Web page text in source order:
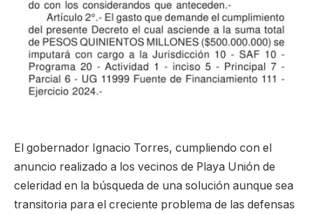
El gobernador Ignacio Torres, cumpliendo con el
anuncio realizado a los vecinos de Playa Unión de
celeridad en la búsqueda de una solución aunque sea
transitoria para el creciente problema de las defensas